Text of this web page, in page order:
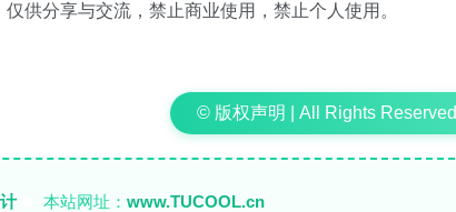
供分享与交流，禁止商业使用，禁止个人使用。
© 版权声明 | All Rights Reserved
本站网址： www.TUCOOL.cn